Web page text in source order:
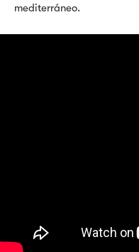
mediterráneo.